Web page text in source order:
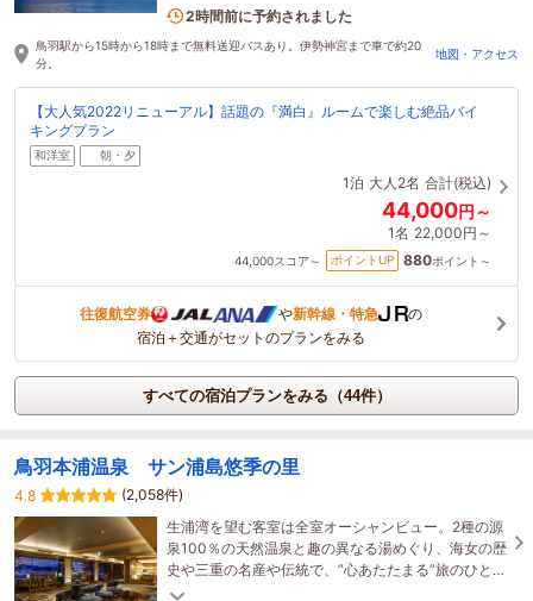
9名がこの宿を見ています
2時間前に予約されました
鳥羽駅から15時から18時まで無料送迎バスあり。伊勢神宮まで車で約20
分。
地図・アクセス
【大人気2022リニューアル】話題の『満白』ルームで楽しむ絶品バイ
キングプラン
和洋室 朝・夕
1泊 大人2名 合計(税込)
44,000円～
1名 22,000円～
44,000スコア～ ポイントUP 880ポイント～
往復航空券 や新幹線・特急
の
宿泊＋交通がセットのプランをみる
すべての宿泊プランをみる（44件）
鳥羽本浦温泉 サン浦島悠季の里
4.8
(2,058件)
生浦湾を望む客室は全室オーシャンビュー。2種の源
泉100％の天然温泉と趣の異なる湯めぐり、海女の歴
史や三重の名産や伝統で、”心あたたまる”旅のひとと
きをお届けします。